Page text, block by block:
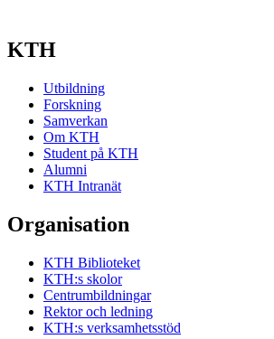
KTH
Utbildning
Forskning
Samverkan
Om KTH
Student på KTH
Alumni
KTH Intranät
Organisation
KTH Biblioteket
KTH:s skolor
Centrumbildningar
Rektor och ledning
KTH:s verksamhetsstöd